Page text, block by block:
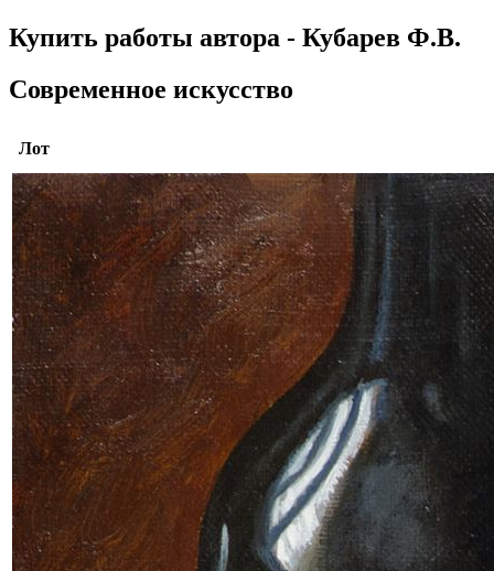
Купить работы автора - Кубарев Ф.В.
Современное искусство
Лот